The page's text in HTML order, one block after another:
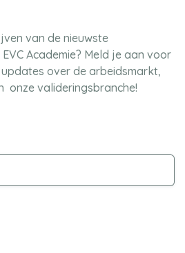
van de nieuwste
Academie? Meld je aan voor
over de arbeidsmarkt,
onze valideringsbranche!